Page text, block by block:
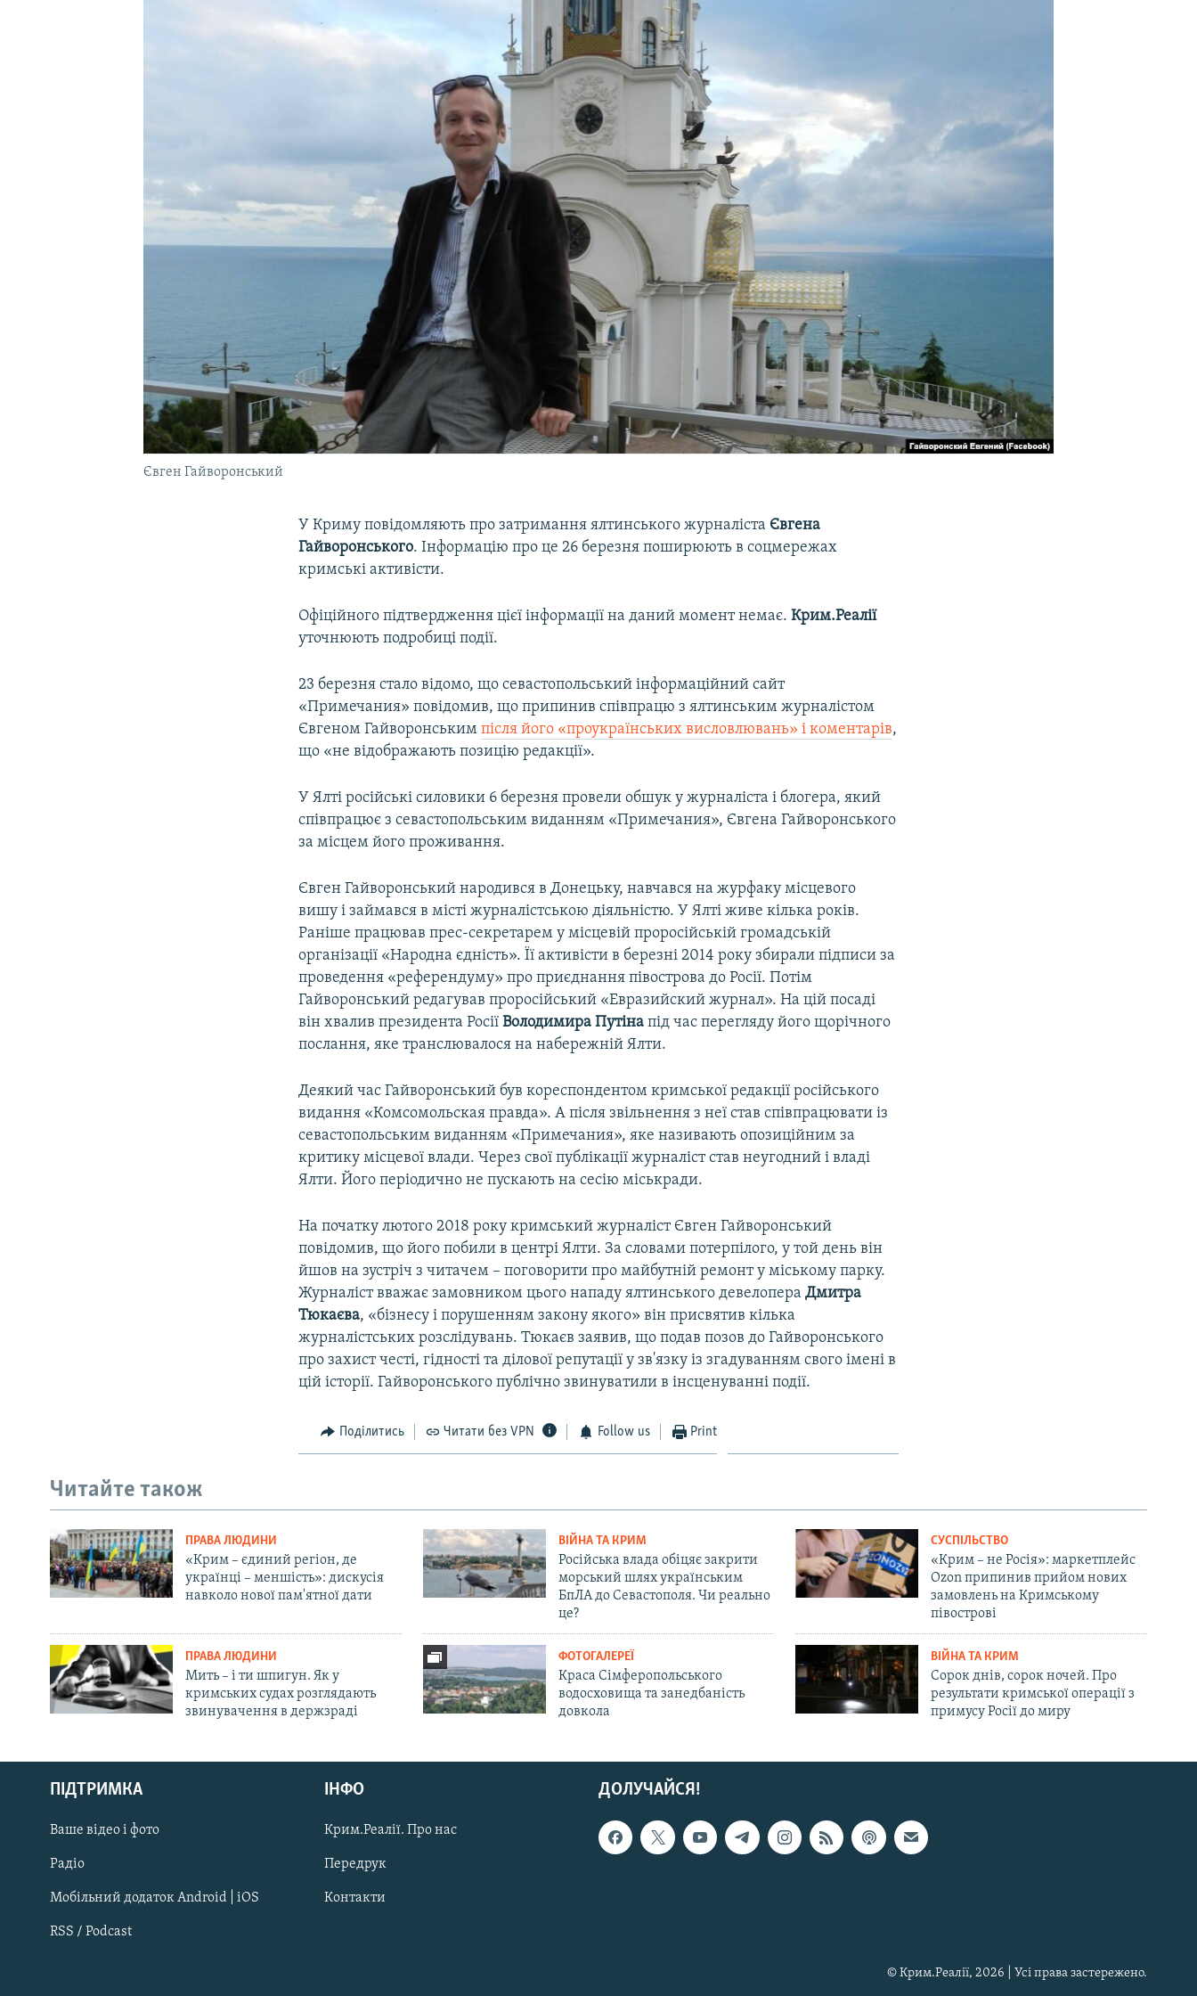
Русский
Qırımtatar
ДОЛУЧАЙСЯ!
Євген Гайворонський
У Криму повідомляють про затримання ялтинського журналіста Євгена
Гайворонського. Інформацію про це 26 березня поширюють в соцмережах
кримські активісти.
Офіційного підтвердження цієї інформації на даний момент немає.Крим.Реалії
уточнюють подробиці події.
23 березня стало відомо, що севастопольський інформаційний сайт
«Примечания» повідомив, що припинив співпрацю з ялтинським журналістом
Євгеном Гайворонськимпісля його «проукраїнських висловлювань» і коментарів,
що «не відображають позицію редакції».
У Ялті російські силовики 6 березня провели обшук у журналіста і блогера, який
співпрацює з севастопольським виданням «Примечания», Євгена Гайворонського
за місцем його проживання.
Євген Гайворонський народився в Донецьку, навчався на журфаку місцевого
вишу і займався в місті журналістською діяльністю. У Ялті живе кілька років.
Раніше працював прес-секретарем у місцевій проросійській громадській
організації «Народна єдність». Її активісти в березні 2014 року збирали підписи за
проведення «референдуму» про приєднання півострова до Росії. Потім
Гайворонський редагував проросійський «Евразийский журнал». На цій посаді
він хвалив президента РосіїВолодимира Путінапід час перегляду його щорічного
послання, яке транслювалося на набережній Ялти.
Деякий час Гайворонський був кореспондентом кримської редакції російського
видання «Комсомольская правда». А після звільнення з неї став співпрацювати із
севастопольським виданням «Примечания», яке називають опозиційним за
критику місцевої влади. Через свої публікації журналіст став неугодний і владі
Ялти. Його періодично не пускають на сесію міськради.
На початку лютого 2018 року кримський журналіст Євген Гайворонський
повідомив, що його побили в центрі Ялти. За словами потерпілого, у той день він
йшов на зустріч з читачем – поговорити про майбутній ремонт у міському парку.
Журналіст вважає замовником цього нападу ялтинського девелопераДмитра
Тюкаєва, «бізнесу і порушенням закону якого» він присвятив кілька
журналістських розслідувань. Тюкаєв заявив, що подав позов до Гайворонського
про захист честі, гідності та ділової репутації у зв'язку із згадуванням свого імені в
цій історії. Гайворонського публічно звинуватили в інсценуванні події.
Поділитись Читати без VPN Follow us Print
Читайте також
ПРАВА ЛЮДИНИ
«Крим – єдиний регіон, де
українці – меншість»: дискусія
навколо нової пам'ятної дати
ВІЙНА ТА КРИМ
Російська влада обіцяє закрити
морський шлях українським
БпЛА до Севастополя. Чи реально
це?
СУСПІЛЬСТВО
«Крим – не Росія»: маркетплейс
Ozon припинив прийом нових
замовлень на Кримському
півострові
ПРАВА ЛЮДИНИ
Мить – і ти шпигун. Як у
кримських судах розглядають
звинувачення в держзраді
ФОТОГАЛЕРЕЇ
Краса Сімферопольського
водосховища та занедбаність
довкола
ВІЙНА ТА КРИМ
Сорок днів, сорок ночей. Про
результати кримської операції з
примусу Росії до миру
ДОЛУЧАЙСЯ!
ПІДТРИМКА
Ваше відео і фото
Радіо
Мобільний додаток Android | iOS
RSS / Podcast
ІНФО
Крим.Реалії. Про нас
Передрук
Контакти
© Крим.Реалії, 2026 | Усі права застережено.